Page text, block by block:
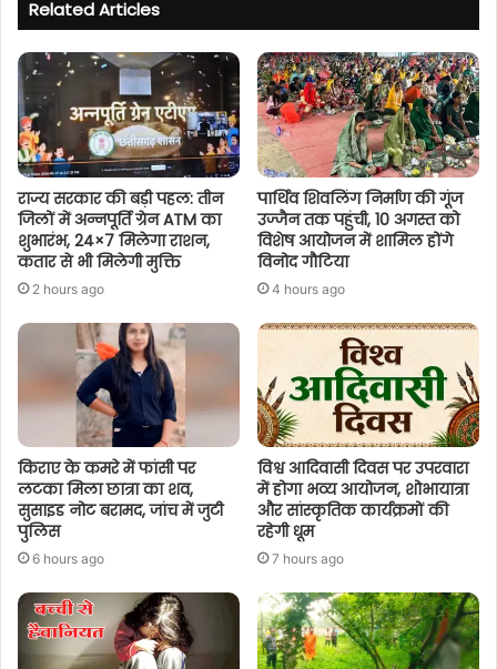
Related Articles
राज्य सरकार की बड़ी पहल: तीन
जिलों में अन्नपूर्ति ग्रेन ATM का
शुभारंभ, 24×7 मिलेगा राशन,
कतार से भी मिलेगी मुक्ति
2 hours ago
पार्थिव शिवलिंग निर्माण की गूंज
उज्जैन तक पहुंची, 10 अगस्त को
विशेष आयोजन में शामिल होंगे
विनोद गौटिया
4 hours ago
किराए के कमरे में फांसी पर
लटका मिला छात्रा का शव,
सुसाइड नोट बरामद, जांच में जुटी
पुलिस
6 hours ago
विश्व आदिवासी दिवस पर उपरवारा
में होगा भव्य आयोजन, शोभायात्रा
और सांस्कृतिक कार्यक्रमों की
रहेगी धूम
7 hours ago